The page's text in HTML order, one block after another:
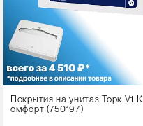
Покрытия на унитаз Торк V1 К
омфорт (750197)